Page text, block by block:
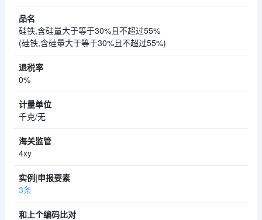
硅铁,含硅量大于等于30%且不超过55%
(硅铁,含硅量大于等于30%且不超过55%)
0%
千克/无
4xy
3条